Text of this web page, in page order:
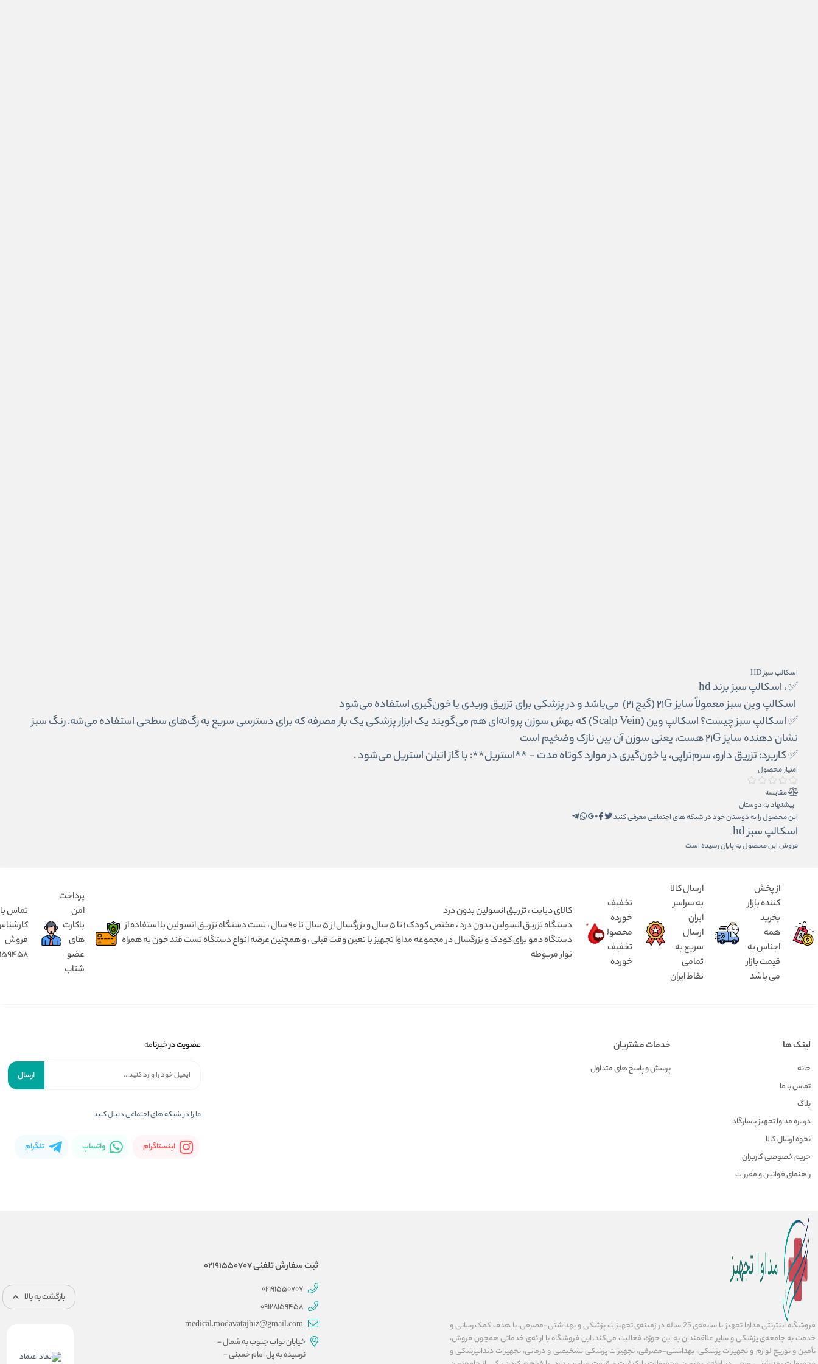
اسکالپ سبز HD
✅ ، اسکالپ سبز برند hd
اسکالپ وین سبز معمولاً سایز 21G (گیج 21) می‌باشد و در پزشکی برای تزریق وریدی یا خون‌گیری استفاده می‌شود
✅ اسکالپ سبز چیست؟ اسکالپ وین (Scalp Vein) که بهش سوزن پروانه‌ای هم می‌گویند یک ابزار پزشکی یک بار مصرفه که برای دسترسی سریع به رگ‌های سطحی استفاده می‌شه. رنگ سبز
نشان ‌دهنده سایز 21G هست، یعنی سوزن آن بین نازک وضخیم است
✅ کاربرد: تزریق دارو، سرم‌تراپی، یا خون‌گیری در موارد کوتاه‌ مدت - **استریل**: با گاز اتیلن استریل می‌شود .
امتیاز محصول
مقایسه
این محصول را به دوستان خود در شبکه های اجتماعی معرفی کنید
اسکالپ سبز hd
فروش این محصول به پایان رسیده است
از پخش
کننده بازار
بخرید
همه
اجناس به
قیمت بازار
می باشد
ارسال کالا
به سراسر
ایران
ارسال
سریع به
تمامی
نقاط ایران
تخفیف
خورده
محصولات
تخفیف
خورده
کالای دیابت ، تزریق انسولین بدون درد
دستگاه تزریق انسولین بدون درد ، مختص کودک ۱ تا ۵ سال و بزرگسال از ۵ سال تا ۹۰ سال ، تست دستگاه تزریق انسولین با استفاده از
دستگاه دمو برای کودک و بزرگسال در مجموعه مداوا تجهیز با تعین وقت قبلی ، و همچنین عرضه انواع دستگاه تست قند خون به همراه
نوار مربوطه
پرداخت
امن
باکارت
های
عضو
شتاب
تماس با
فروش
لینک ها
خانه
تماس با ما
بلاگ
درباره مداوا تجهیز پاسارگاد
نحوه ارسال کالا
حریم خصوصی کاربران
راهنمای قوانین و مقررات
خدمات مشتریان
پرسش و پاسخ های متداول
عضویت در خبرنامه
ارسال
ما را در شبکه های اجتماعی دنبال کنید
اینستاگرام واتساپ تلگرام
فروشگاه اینترنتی مداوا تجهیز با سابقه‌ی 25 ساله در زمینه‌ی تجهیزات پزشکی و بهداشتی-مصرفی، با هدف کمک رسانی و
خدمت به جامعه‌ی پزشکی و سایر علاقمندان به این حوزه، فعالیت می‌کند. این فروشگاه با ارائه‌ی خدماتی همچون فروش،
تأمین و توزیع لوازم و تجهیزات پزشکی، بهداشتی-مصرفی، تجهیزات پزشکی تشخیصی و درمانی، تجهیزات دندانپزشکی و
ثبت سفارش تلفنی 02191550707
02191550707
09128159458
medical.modavatajhiz@gmail.com
خیابان نواب جنوب به شمال -
نرسیده به پل امام خمینی -
بازگشت به بالا